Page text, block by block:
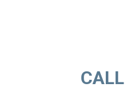
CALL